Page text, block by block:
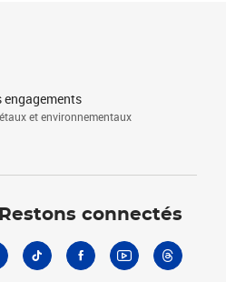
engagements
et environnementaux
Restons connectés